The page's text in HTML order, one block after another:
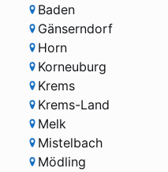
Baden
Gänserndorf
Horn
Korneuburg
Krems
Krems-Land
Melk
Mistelbach
Mödling